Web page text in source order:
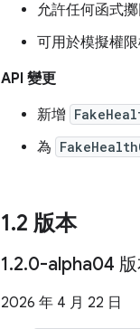
允許任何函式
可用於模擬權
API 變更
新增
為
1.2 版本
1.2.0-alpha04 版
2026 年 4 月 22 日